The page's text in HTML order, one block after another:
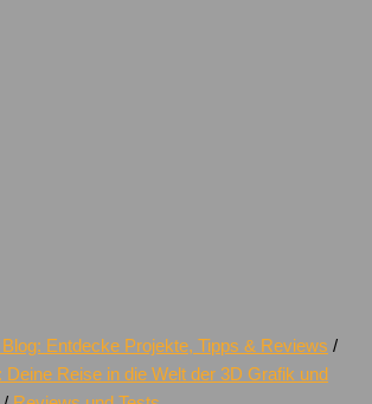
Entdecke Projekte, Tipps & Reviews /
Deine Reise in die Welt der 3D Grafik und